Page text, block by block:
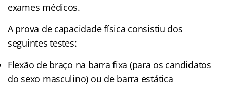
exames médicos.
A prova de capacidade física consistiu dos
seguintes testes:
Flexão de braço na barra fixa (para os candidatos
do sexo masculino) ou de barra estática